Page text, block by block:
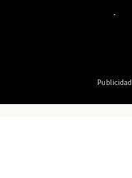
Publicidad